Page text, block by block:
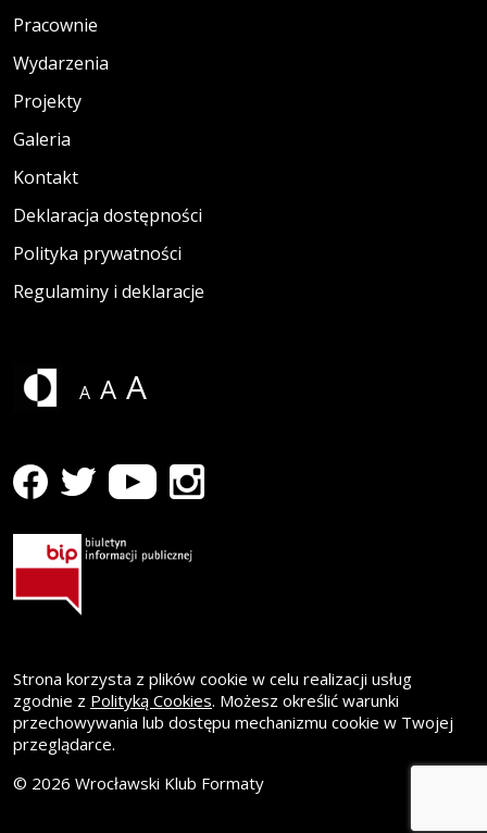
Pracownie
Wydarzenia
Projekty
Galeria
Kontakt
Deklaracja dostępności
Polityka prywatności
Regulaminy i deklaracje
A A A
profil WK Formaty na Facebooku
Strona otwiera się w nowym oknie
profil WK Formaty na Twitterze
Strona otwiera się w nowym oknie
profil WK Formaty na Youtube
Strona otwiera się w nowym oknie
profil WK Formaty na Instagramie
Strona otwiera się w nowym oknie
Strona korzysta z plików cookie w celu realizacji usług
zgodnie z Polityką Cookies. Możesz określić warunki
przechowywania lub dostępu mechanizmu cookie w Twojej
przeglądarce.
© 2026 Wrocławski Klub Formaty